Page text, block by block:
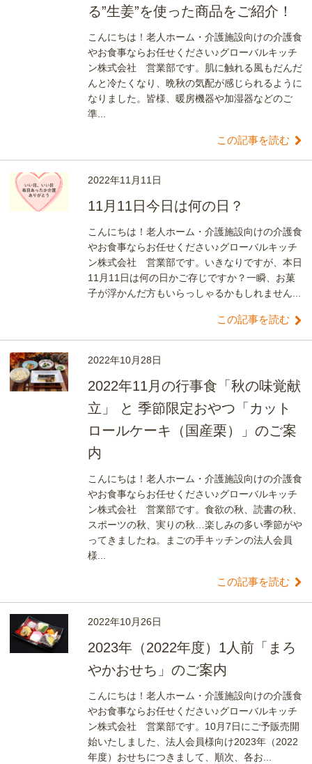
る”生姜”を使った商品をご紹介！
こんにちは！老人ホーム・介護施設向けの介護食
やお食事ならお任せください♪グローバルキッチ
ン株式会社 営業部です。肌に触れる風もだんだ
んと冷たくなり、晩秋の気配が感じられるように
なりました。皆様、暖房機器や加湿器などのご
準...
この記事を読む
2022年11月11日
11月11日今日は何の日？
こんにちは！老人ホーム・介護施設向けの介護食
やお食事ならお任せください♪グローバルキッチ
ン株式会社 営業部です。いきなりですが、本日
11月11日は何の日かご存じですか？一瞬、お菓
子が浮かんだ方もいらっしゃるかもしれません...
この記事を読む
2022年10月28日
2022年11月の行事食「秋の味覚献
立」 と 季節限定おやつ「カット
ロールケーキ（国産栗）」のご案
内
こんにちは！老人ホーム・介護施設向けの介護食
やお食事ならお任せください♪グローバルキッチ
ン株式会社 営業部です。食欲の秋、読書の秋、
スポーツの秋、実りの秋…楽しみの多い季節がや
ってきましたね。まごの手キッチンの法人会員
様...
この記事を読む
2022年10月26日
2023年（2022年度）1人前「まろ
やかおせち」のご案内
こんにちは！老人ホーム・介護施設向けの介護食
やお食事ならお任せください♪グローバルキッチ
ン株式会社 営業部です。10月7日にご予販売開
始いたしました、法人会員様向け2023年（2022
年度）おせちにつきまして、順次、各お...